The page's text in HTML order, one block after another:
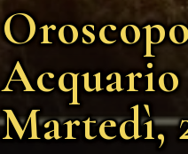
Martedì,